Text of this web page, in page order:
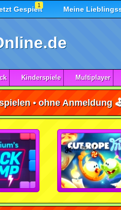
Gespielt
1 Meine
Kinderspiele Multiplayer
• ohne Anmeldung